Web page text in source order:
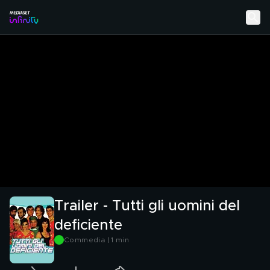
Trailer - Tutti gli uomini del
deficiente
Commedia | 1 min